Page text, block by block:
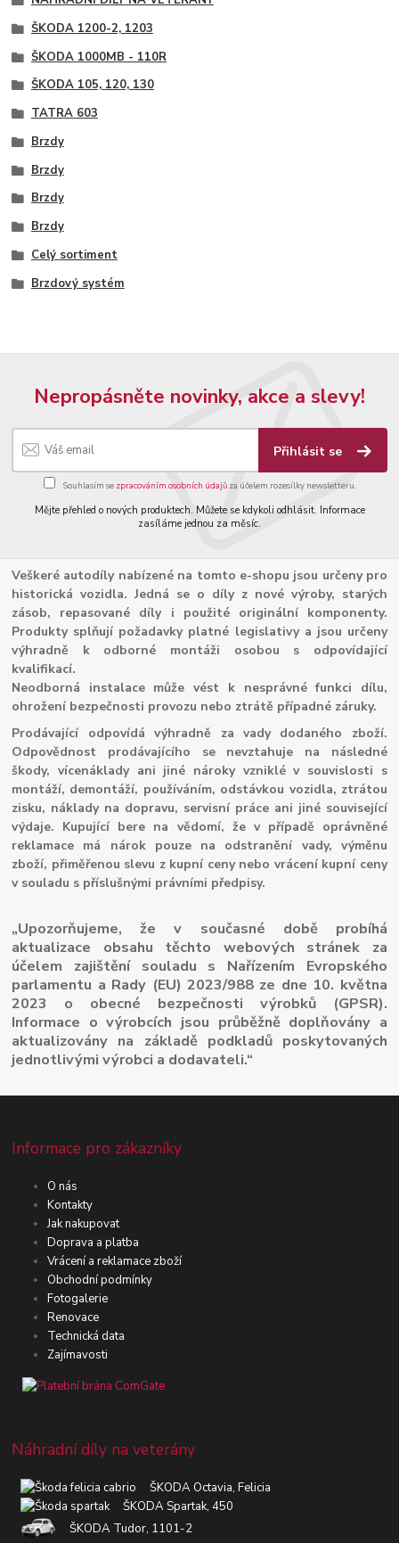
ŠKODA 1200-2, 1203
ŠKODA 1000MB - 110R
ŠKODA 105, 120, 130
TATRA 603
Brzdy
Brzdy
Brzdy
Brzdy
Celý sortiment
Brzdový systém
Nepropásněte novinky, akce a slevy!
Přihlásit se
Souhlasím se zpracováním osobních údajůza účelem rozesílky newsletteru.
Mějte přehled o nových produktech. Můžete se kdykoli odhlásit. Informace
zasíláme jednou za měsíc.
Veškeré autodíly nabízené na tomto e-shopu jsou určeny pro
historická vozidla. Jedná se o díly z nové výroby, starých
zásob, repasované díly i použité originální komponenty.
Produkty splňují požadavky platné legislativy a jsou určeny
výhradně k odborné montáži osobou s odpovídající
kvalifikací.
Neodborná instalace může vést k nesprávné funkci dílu,
ohrožení bezpečnosti provozu nebo ztrátě případné záruky.
Prodávající odpovídá výhradně za vady dodaného zboží.
Odpovědnost prodávajícího se nevztahuje na následné
škody, vícenáklady ani jiné nároky vzniklé v souvislosti s
montáží, demontáží, používáním, odstávkou vozidla, ztrátou
zisku, náklady na dopravu, servisní práce ani jiné související
výdaje. Kupující bere na vědomí, že v případě oprávněné
reklamace má nárok pouze na odstranění vady, výměnu
zboží, přiměřenou slevu z kupní ceny nebo vrácení kupní ceny
v souladu s příslušnými právními předpisy.
„Upozorňujeme, že v současné době probíhá
aktualizace obsahu těchto webových stránek za
účelem zajištění souladu s Nařízením Evropského
parlamentu a Rady (EU) 2023/988 ze dne 10. května
2023 o obecné bezpečnosti výrobků (GPSR).
Informace o výrobcích jsou průběžně doplňovány a
aktualizovány na základě podkladů poskytovaných
jednotlivými výrobci a dodavateli.“
Informace pro zákazníky
O nás
Kontakty
Jak nakupovat
Doprava a platba
Vrácení a reklamace zboží
Obchodní podmínky
Fotogalerie
Renovace
Technická data
Zajímavosti
Náhradní díly na veterány
ŠKODA Octavia, Felicia
ŠKODA Spartak, 450
ŠKODA Tudor, 1101-2